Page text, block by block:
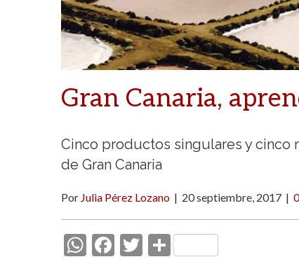
Gran Canaria,
Cinco productos singulares y cinco
de Gran Canaria
Por Julia Pérez Lozano | 20 septiembre, 2017 |
W F
T C